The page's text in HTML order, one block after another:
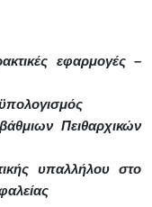
εφαρμογές –
Πειθαρχικών
υπαλλήλου στο